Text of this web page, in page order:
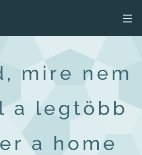
mire nem
a legtöbb
a home